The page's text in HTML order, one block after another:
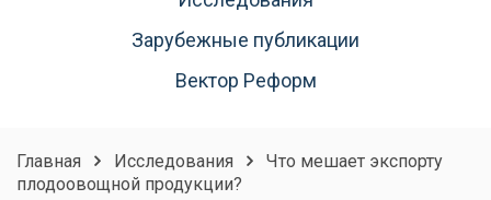
Зарубежные публикации
Вектор Реформ
Главная Исследования
Что мешает экспорту
плодоовощной продукции?